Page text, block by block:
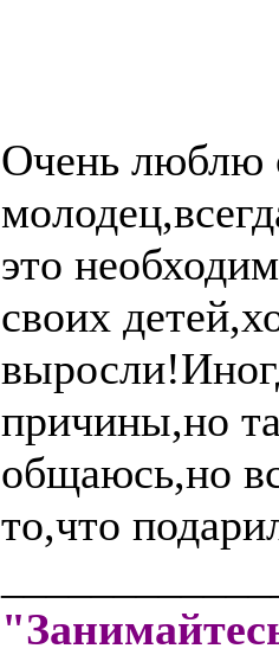
Очень
это
своих
причины,но
общаюсь,но
то,что